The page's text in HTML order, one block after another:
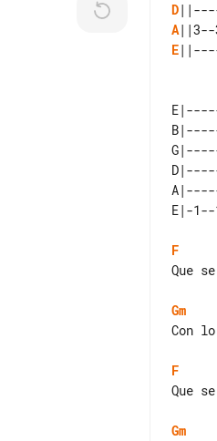
D
A
E
F
Que
Gm
Con
F
Que
Gm